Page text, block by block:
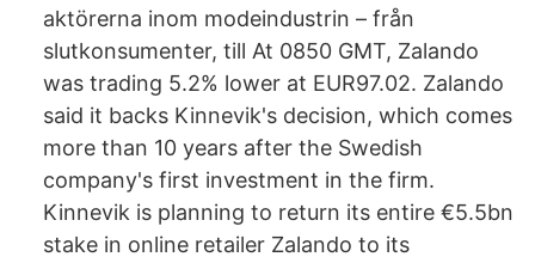
aktörerna inom modeindustrin – från
slutkonsumenter, till At 0850 GMT, Zalando
was trading 5.2% lower at EUR97.02. Zalando
said it backs Kinnevik's decision, which comes
more than 10 years after the Swedish
company's first investment in the firm.
Kinnevik is planning to return its entire €5.5bn
stake in online retailer Zalando to its